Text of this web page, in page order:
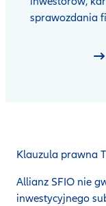
sprawozdania
Klauzula prawna
Allianz SFIO nie
inwestycyjnego